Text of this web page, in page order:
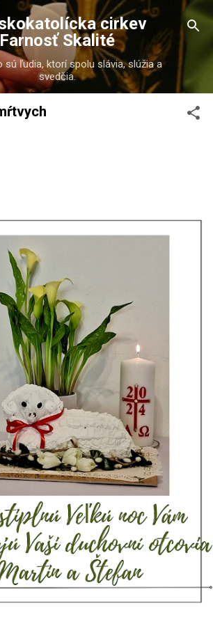
Preskočiť na hlavný obsahcirkev
Farnosť Skalité
sú ľudia, ktorí spolu slávia, slúžia a
svedčia.